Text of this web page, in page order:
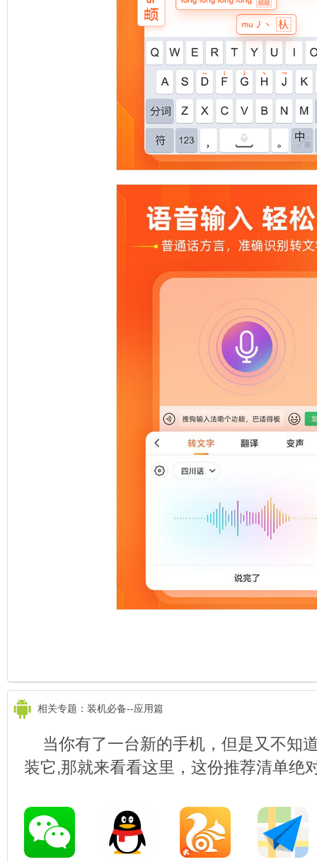
相关专题：装机必备--应用篇
当你有了一台新的手机，但是又不知
装它,那就来看看这里，这份推荐清单绝